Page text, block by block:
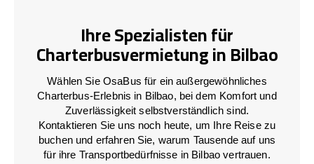
Ihre Spezialisten für
Charterbusvermietung in Bilbao
Wählen Sie OsaBus für ein außergewöhnliches
Charterbus-Erlebnis in Bilbao, bei dem Komfort und
Zuverlässigkeit selbstverständlich sind.
Kontaktieren Sie uns noch heute, um Ihre Reise zu
buchen und erfahren Sie, warum Tausende auf uns
für ihre Transportbedürfnisse in Bilbao vertrauen.